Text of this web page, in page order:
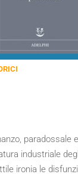
paradossale
industriale
ironia le